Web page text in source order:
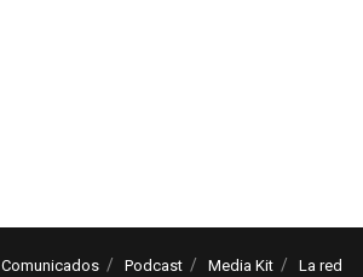
Comunicados Podcast Media Kit La red